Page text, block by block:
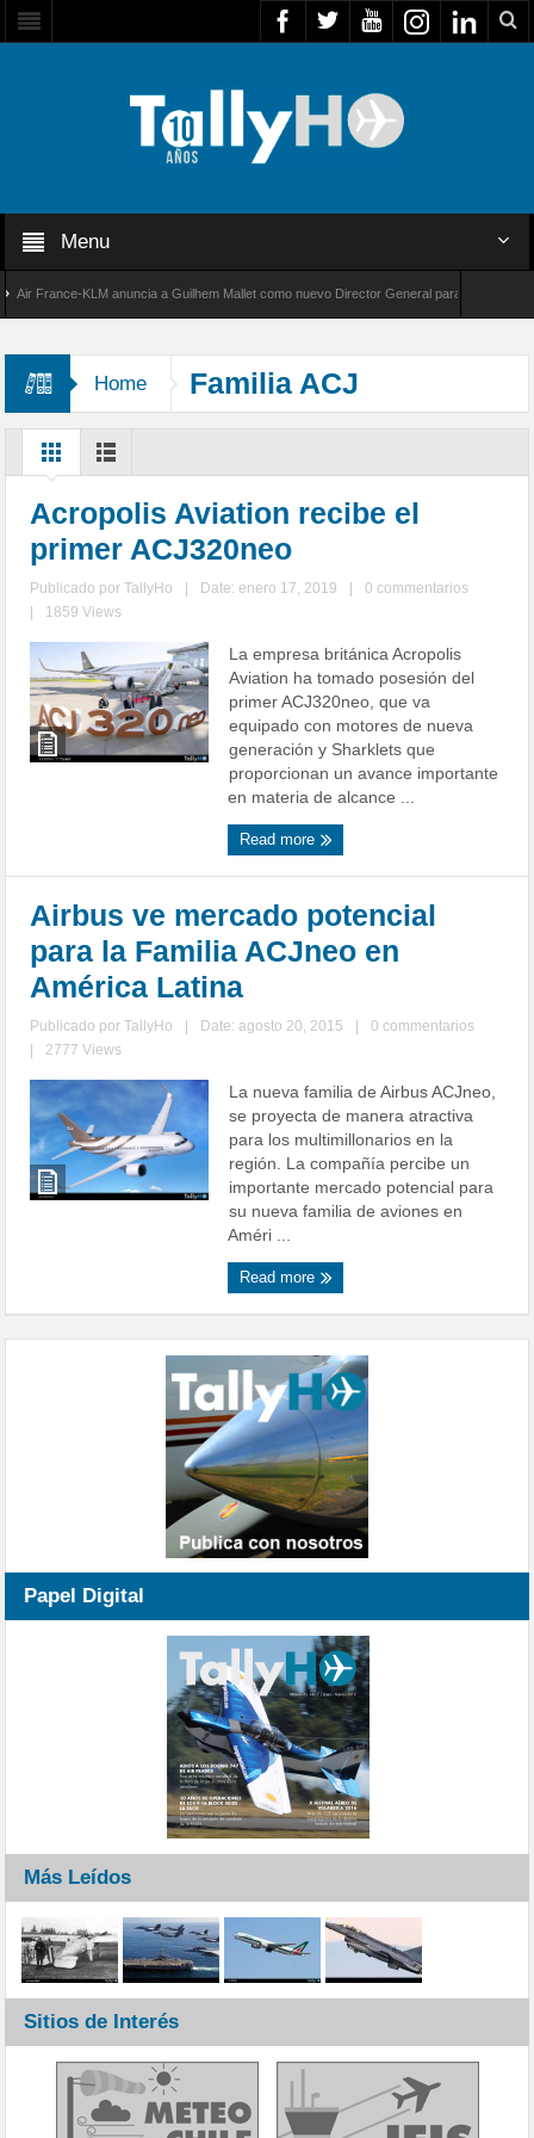
Menu
France-KLM anuncia a Guilhem Mallet como nuevo Director General para América Latina
Home Familia ACJ
Acropolis Aviation recibe el
primer ACJ320neo
Publicado porTallyHo Date: enero 17, 2019
0 commentarios
1859 Views
La empresa británica Acropolis
Aviation ha tomado posesión del
primer ACJ320neo, que va
equipado con motores de nueva
generación y Sharklets que
proporcionan un avance importante
en materia de alcance ...
Read more
Airbus ve mercado potencial
para la Familia ACJneo en
América Latina
Publicado porTallyHo Date: agosto 20, 2015
0 commentarios
2777 Views
La nueva familia de Airbus ACJneo,
se proyecta de manera atractiva
para los multimillonarios en la
región. La compañía percibe un
importante mercado potencial para
su nueva familia de aviones en
Améri ...
Read more
Papel Digital
Más Leídos
Sitios de Interés